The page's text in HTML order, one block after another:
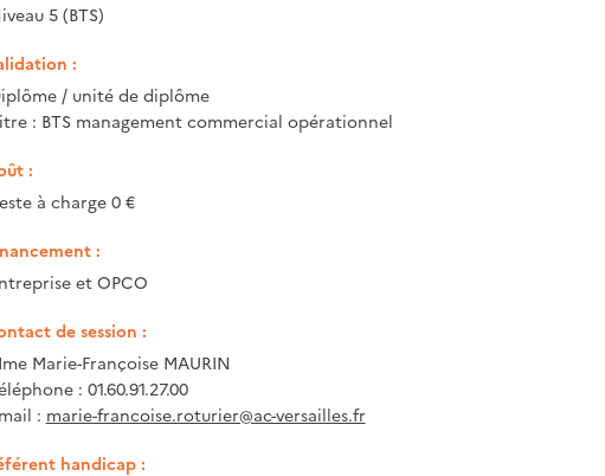
5 (BTS)
:
/ unité de diplôme
: BTS management commercial opérationnel
:
à charge 0 €
:
et OPCO
de session :
Marie-Françoise MAURIN
: 01.60.91.27.00
: marie-francoise.roturier@ac-versailles.fr
handicap :